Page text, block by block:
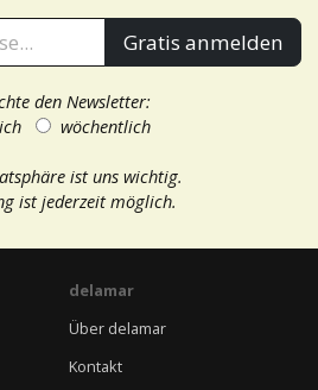
Gratis anmelden
den Newsletter:
wöchentlich
ist uns wichtig.
ist jederzeit möglich.
delamar
Über delamar
Kontakt